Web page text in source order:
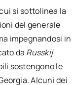
si sottolinea la
del generale
impegnandosi in
da Russkij
sostengono le
Alcuni dei